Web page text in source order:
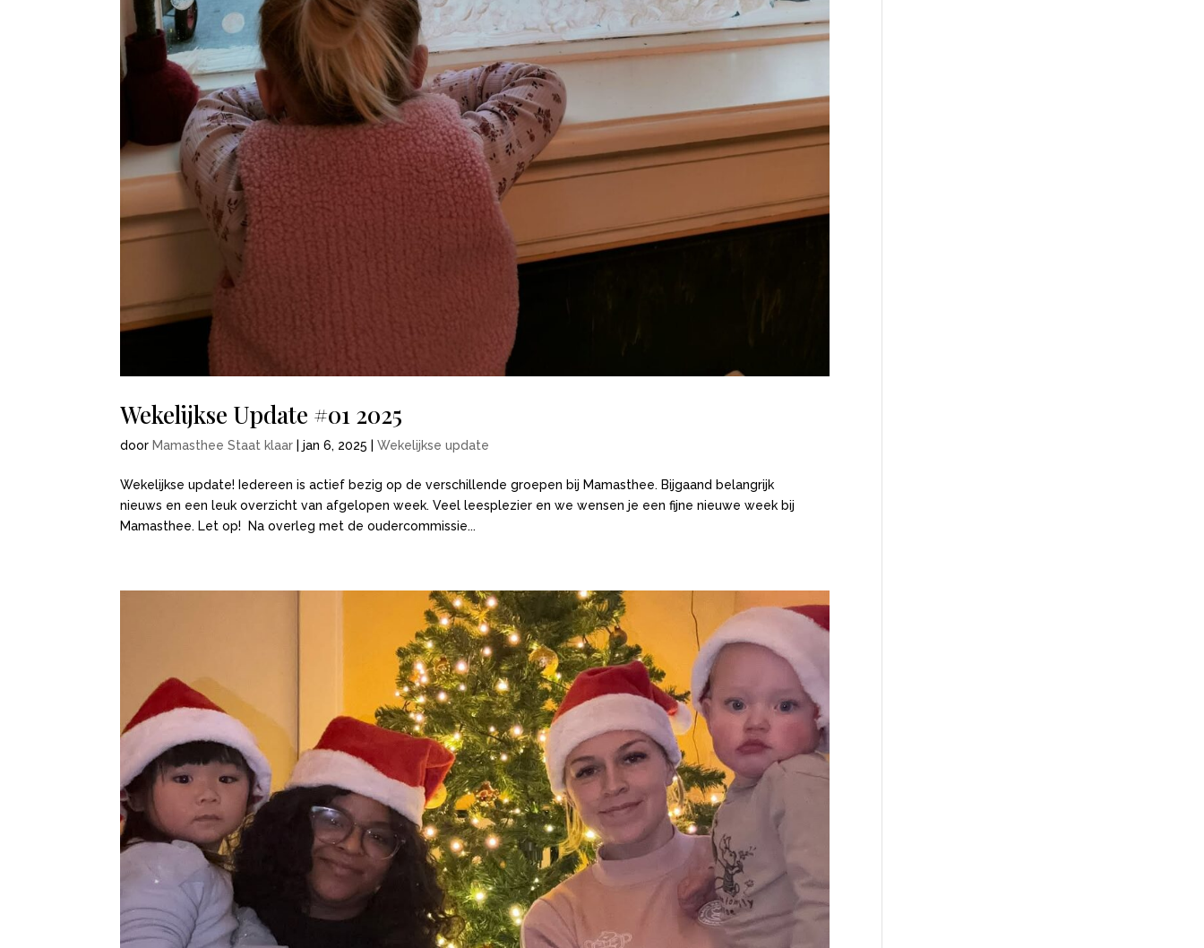
Wekelijkse Update #01 2025
door Mamasthee Staat klaar |jan 6, 2025 |Wekelijkse update
Wekelijkse update! Iedereen is actief bezig op de verschillende groepen bij Mamasthee. Bijgaand belangrijk
nieuws en een leuk overzicht van afgelopen week. Veel leesplezier en we wensen je een fijne nieuwe week bij
Mamasthee. Let op! Na overleg met de oudercommissie...